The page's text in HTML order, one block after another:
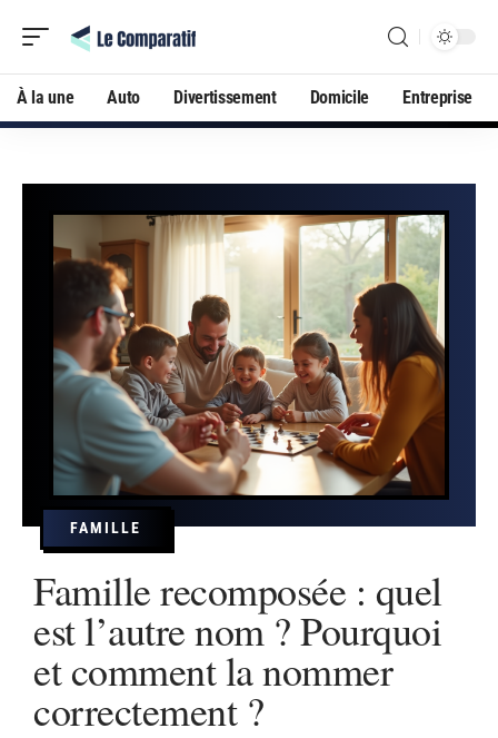
À la une Auto Divertissement Domicile Entreprise
FAMILLE
Famille recomposée : quel
est l’autre nom ? Pourquoi
et comment la nommer
correctement ?